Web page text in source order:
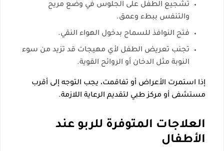
تشجيع الطفل على الجلوس في وضع مريح
والتنفس ببطء وعمق.
فتح النوافذ للسماح بدخول الهواء النقي.
تجنب تعريض الطفل لأي مهيجات قد تزيد من سوء
النوبة مثل الدخان أو الروائح القوية.
إذا استمرت الأعراض أو تفاقمت، يجب التوجه إلى أقرب
مستشفى أو مركز طبي لتقديم الرعاية اللازمة.
العلاجات المتوفرة للربو عند
الأطفال